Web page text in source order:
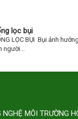
lọc bụi
LỌC BỤI Bụi ảnh
người...
MÔI TRƯỜNG